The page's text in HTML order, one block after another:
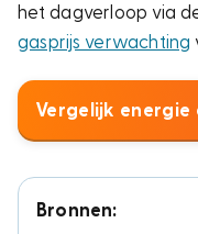
het dagverloop via
gasprijs verwachting
Vergelijk energie
Bronnen: